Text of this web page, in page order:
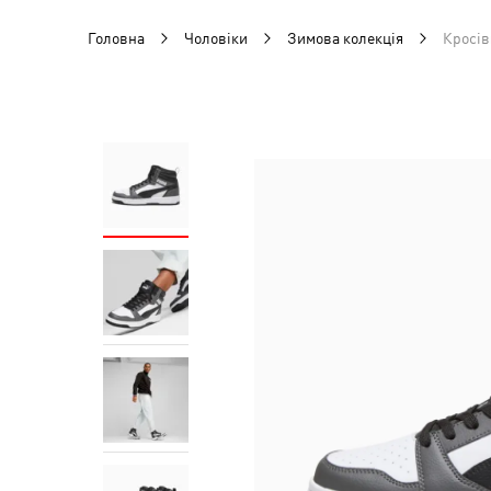
Головна Чоловіки Зимова колекція